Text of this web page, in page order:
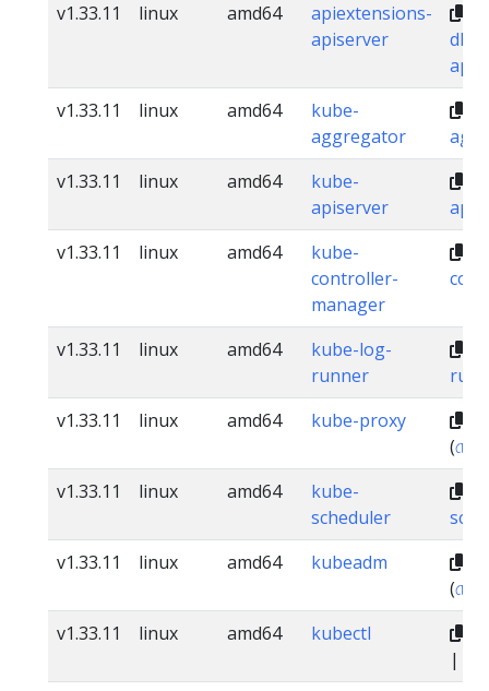
v1.33.11
linux amd64
apiextensions-
apiserver
v1.33.11
linux amd64
kube-
aggregator
v1.33.11
linux amd64
kube-
apiserver
v1.33.11
linux amd64
kube-
controller-
manager
v1.33.11 linux amd64
kube-log-
runner
v1.33.11
linux amd64 kube-proxy
(
v1.33.11
linux amd64
kube-
scheduler
v1.33.11
linux amd64 kubeadm
(
v1.33.11
linux amd64 kubectl
|